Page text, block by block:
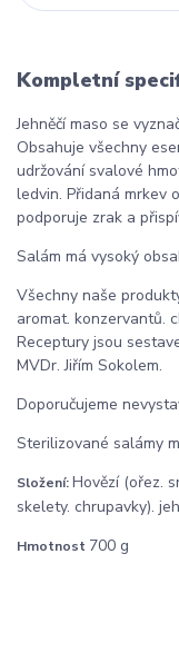
Kompletní
Jehněčí maso se
Obsahuje všechny
udržování svalové
ledvin. Přidaná mrkev
podporuje zrak a
Salám má vysoký
Všechny naše
aromat. konzervantů.
Receptury jsou
MVDr. Jiřím Sokolem.
Doporučujeme
Sterilizované salámy
Složení:Hovězí (ořez.
skelety. chrupavky).
Hmotnost 700 g